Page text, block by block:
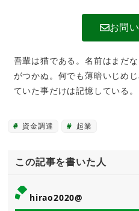
お問
吾輩は猫である。名前はまだ
がつかぬ。何でも薄暗いじめ
ていた事だけは記憶している。
資金調達 起業
この記事を書いた人
hirao2020@